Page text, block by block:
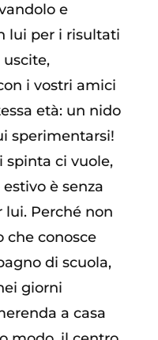
e
lui per i risultati
i vostri amici
età: un nido
sperimentarsi!
spinta ci vuole,
è senza
Perché non
che conosce
di scuola,
giorni
a casa